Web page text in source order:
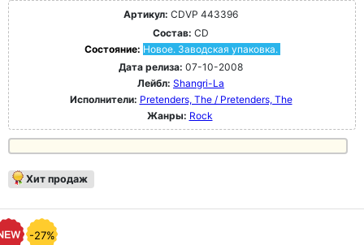
Артикул: CDVP 443396
Состав: CD
Состояние: Новое. Заводская упаковка.
Дата релиза: 07-10-2008
Лейбл: Shangri-La
Исполнители: Pretenders, The / Pretenders, The
Жанры: Rock
Хит продаж
-27%